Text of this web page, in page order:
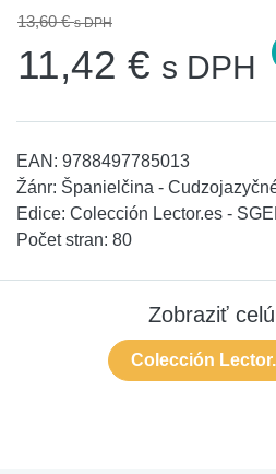
13,60 €s DPH
11,42 € s DPH
EAN: 9788497785013
Žánr: Španielčina -
Edice: Colección Lector.es -
Počet stran: 80
Zobraziť
Colección